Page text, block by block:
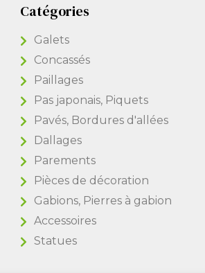
Catégories
Galets
Concassés
Paillages
Pas japonais, Piquets
Pavés, Bordures d'allées
Dallages
Parements
Pièces de décoration
Gabions, Pierres à gabion
Accessoires
Statues